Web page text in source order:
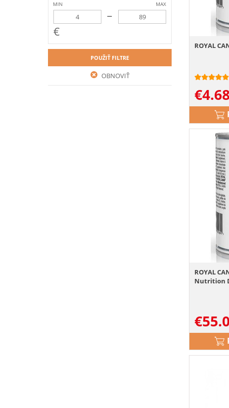
MIN MAX
–
€
POUŽIŤ FILTRE
OBNOVIŤ
ROYAL
€4.68
ROYAL
Nutrition
€